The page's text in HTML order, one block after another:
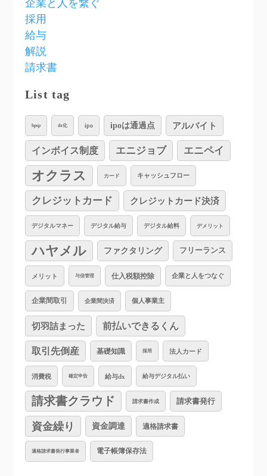
企業と人を繋ぐ
採用
給与
解説
請求書
List tag
bpsp dx化 ipo ipoは通過点 アルバイト
インボイス制度 エニジョブ エニペイ
オクラス カード キャッシュフロー
クレジットカード クレジットカード決済
デジタルマネー デジタル給与 デジタル給料 デメリット
ハヤメル ファクタリング フリーランス
メリット 与信管理 仕入税額控除 企業と人をつなぐ
企業間取引 企業間決済 個人事業主
切羽詰まった 前払いできるくん
取引先倒産 基礎知識 採用 法人カード
消費税 確定申告 給与dx 給与デジタル払い
請求書クラウド 請求書作成 請求書発行
資金繰り 資金調達 適格請求書
適格請求書発行事業者 電子帳簿保存法